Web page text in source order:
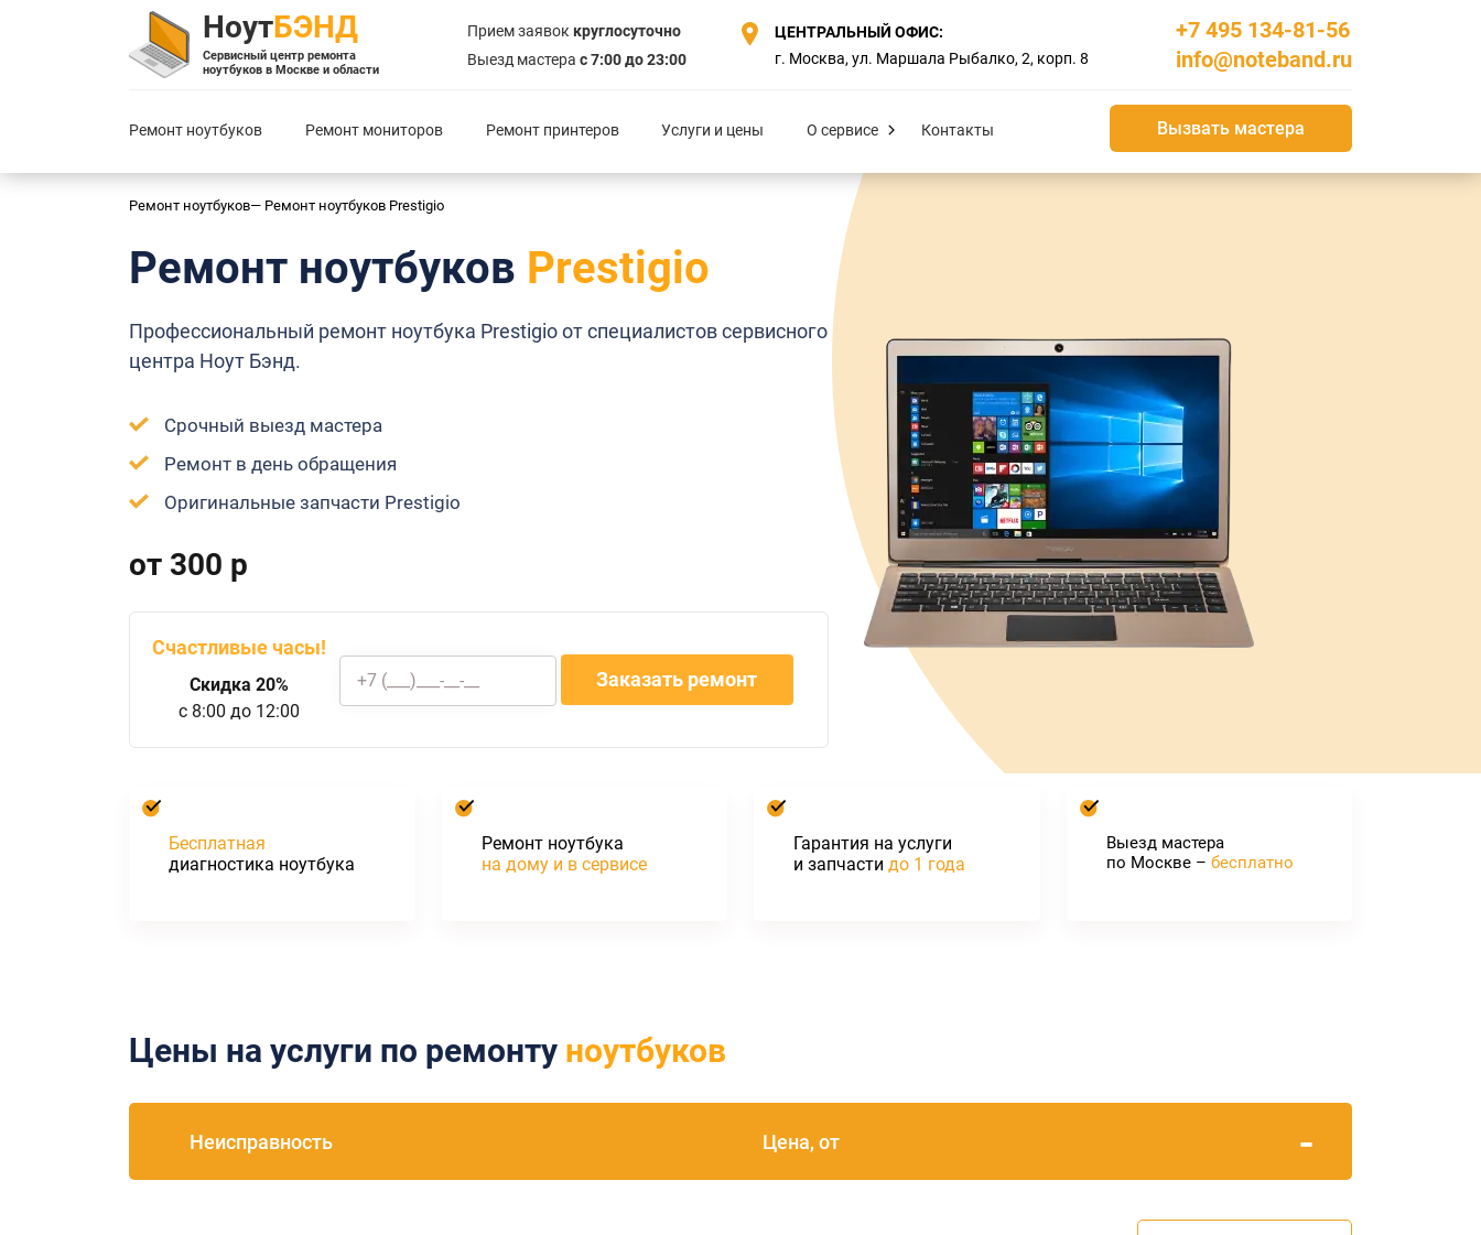
НоутБЭНД
Сервисный центр ремонта
ноутбуков в Москве и области
Прием заявок круглосуточно
Выезд мастера с 7:00 до 23:00
ЦЕНТРАЛЬНЫЙ ОФИС:
г. Москва, ул. Маршала Рыбалко, 2, корп. 8
+7 495 134-81-56
info@noteband.ru
Ремонт ноутбуков Ремонт мониторов Ремонт принтеров Услуги и цены О сервисе Контакты Вызвать мастера
Ремонт ноутбуков— Ремонт ноутбуков Prestigio
Ремонт ноутбуков Prestigio
Профессиональный ремонт ноутбука Prestigio от специалистов сервисного
центра Ноут Бэнд.
Срочный выезд мастера
Ремонт в день обращения
Оригинальные запчасти Prestigio
от 300 р
Счастливые часы!
Скидка 20%
c 8:00 до 12:00
Бесплатная
диагностика ноутбука
Ремонт ноутбука
на дому и в сервисе
Гарантия на услуги
и запчасти до 1 года
Выезд мастера
по Москве – бесплатно
Цены на услуги по ремонту ноутбуков
Неисправность Цена, от